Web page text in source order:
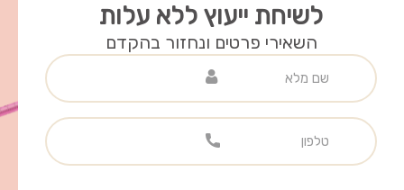
לשיחת ייעוץ ללא עלות
השאירי פרטים ונחזור בהקדם